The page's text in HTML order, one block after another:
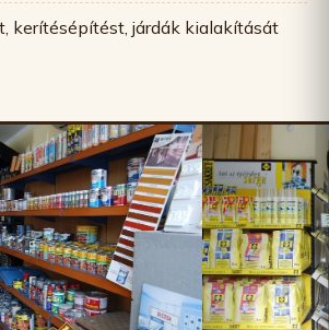
kerítésépítést, járdák kialakítását